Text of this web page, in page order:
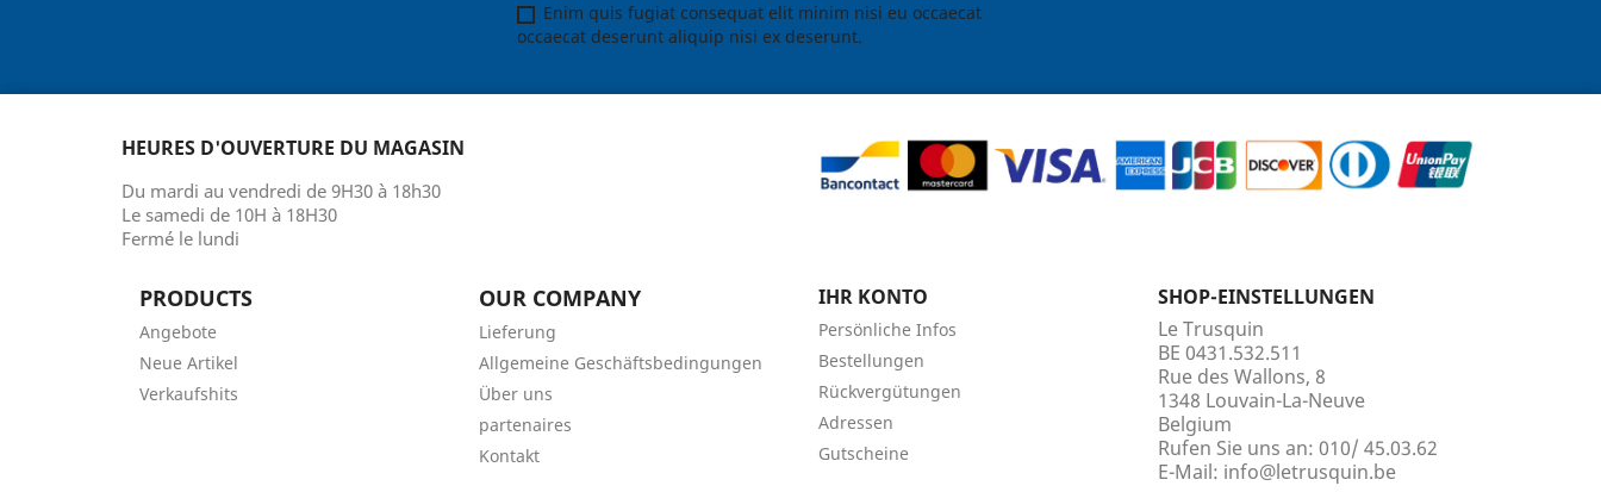
Enim quis fugiat consequat elit minim nisi eu occaecat
occaecat deserunt aliquip nisi ex deserunt.
HEURES D'OUVERTURE DU MAGASIN
Du mardi au vendredi de 9H30 à 18h30
Le samedi de 10H à 18H30
Fermé le lundi
PRODUCTS
Angebote
Neue Artikel
Verkaufshits
OUR COMPANY
Lieferung
Allgemeine Geschäftsbedingungen
Über uns
partenaires
Kontakt
IHR KONTO
Persönliche Infos
Bestellungen
Rückvergütungen
Adressen
Gutscheine
SHOP-EINSTELLUNGEN
Le Trusquin
BE 0431.532.511
Rue des Wallons, 8
1348 Louvain-La-Neuve
Belgium
Rufen Sie uns an: 010/ 45.03.62
E-Mail: info@letrusquin.be